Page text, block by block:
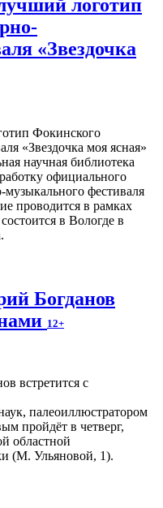
логотип
«Звездочка
научная библиотека
официального
фестиваля
проводится в рамках
в Вологде в
Богданов
12+
палеоиллюстратором
пройдёт в четверг,
областной
(М. Ульяновой, 1).